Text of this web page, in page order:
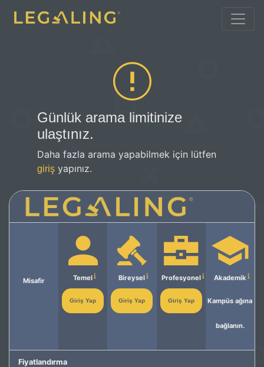
Günlük arama limitinize
ulaştınız.
Daha fazla arama yapabilmek için lütfen
giriş yapınız.
Misafir Temel
Giriş Yap
Bireysel
Giriş Yap
Profesyonel
Giriş Yap
Akademik
Kampüs ağına
bağlanın.
Fiyatlandırma